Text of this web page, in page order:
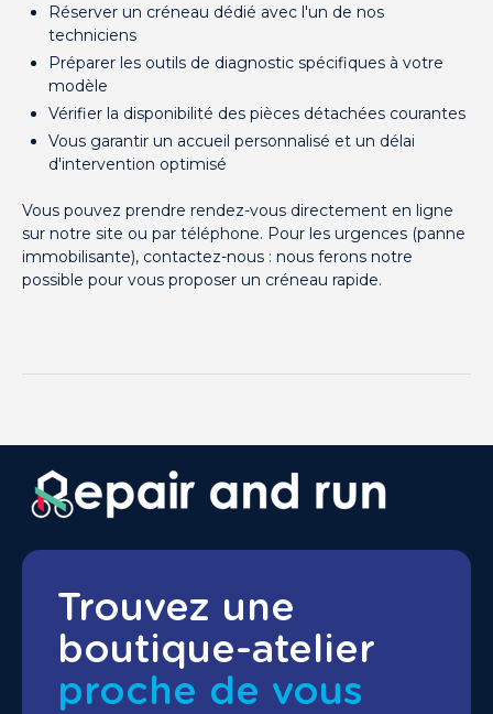
Réserver un créneau dédié avec l'un de nos
techniciens
Préparer les outils de diagnostic spécifiques à votre
modèle
Vérifier la disponibilité des pièces détachées courantes
Vous garantir un accueil personnalisé et un délai
d'intervention optimisé
Vous pouvez prendre rendez-vous directement en ligne
sur notre site ou par téléphone. Pour les urgences (panne
immobilisante), contactez-nous : nous ferons notre
possible pour vous proposer un créneau rapide.
Trouvez une
boutique-atelier
proche de vous